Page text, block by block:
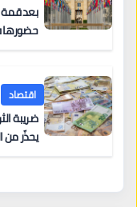
بعد قمة
حضورها
اقتصاد
يحذّر من